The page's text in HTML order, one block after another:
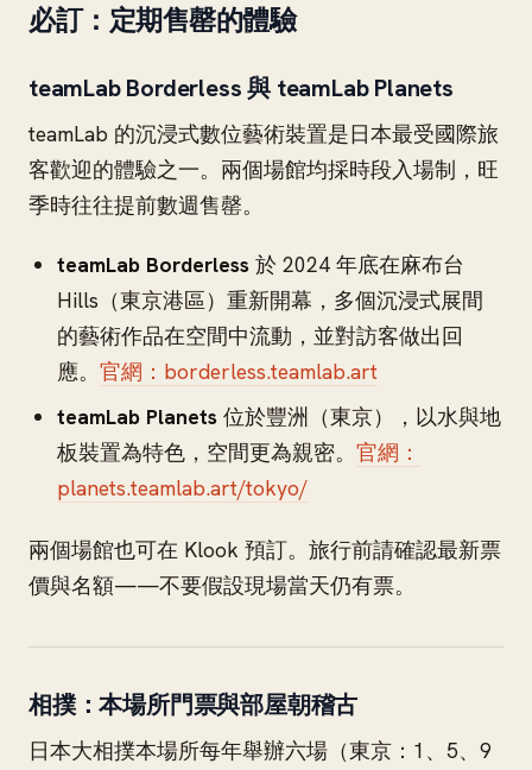
必訂：定期售罄的體驗
teamLab Borderless 與 teamLab Planets
teamLab 的沉浸式數位藝術裝置是日本最受國際旅
客歡迎的體驗之一。兩個場館均採時段入場制，旺
季時往往提前數週售罄。
teamLab Borderless 於 2024 年底在麻布台
Hills（東京港區）重新開幕，多個沉浸式展間
的藝術作品在空間中流動，並對訪客做出回
應。 官網：borderless.teamlab.art
teamLab Planets 位於豐洲（東京），以水與地
板裝置為特色，空間更為親密。 官網：
planets.teamlab.art/tokyo/
兩個場館也可在 Klook 預訂。旅行前請確認最新票
價與名額——不要假設現場當天仍有票。
相撲：本場所門票與部屋朝稽古
日本大相撲本場所每年舉辦六場（東京：1、5、9